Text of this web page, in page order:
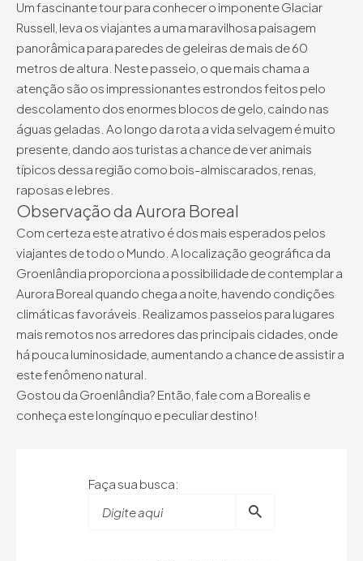
Um fascinante tour para conhecer o imponente Glaciar
Russell, leva os viajantes a uma maravilhosa paisagem
panorâmica para paredes de geleiras de mais de 60
metros de altura. Neste passeio, o que mais chama a
atenção são os impressionantes estrondos feitos pelo
descolamento dos enormes blocos de gelo, caindo nas
águas geladas. Ao longo da rota a vida selvagem é muito
presente, dando aos turistas a chance de ver animais
típicos dessa região como bois-almiscarados, renas,
raposas e lebres.
Observação da Aurora Boreal
Com certeza este atrativo é dos mais esperados pelos
viajantes de todo o Mundo. A localização geográfica da
Groenlândia proporciona a possibilidade de contemplar a
Aurora Boreal quando chega a noite, havendo condições
climáticas favoráveis. Realizamos passeios para lugares
mais remotos nos arredores das principais cidades, onde
há pouca luminosidade, aumentando a chance de assistir a
este fenômeno natural.
Gostou da Groenlândia? Então, fale com a Borealis e
conheça este longínquo e peculiar destino!
Faça sua busca: